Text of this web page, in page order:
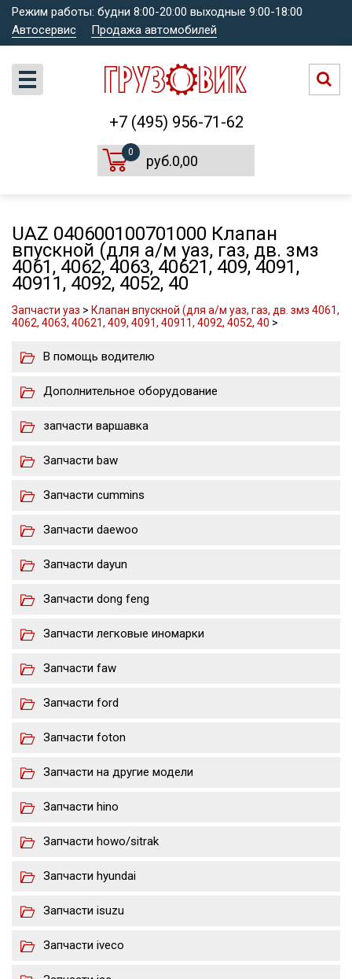
Режим работы: будни 8:00-20:00 выходные 9:00-18:00
Автосервис
Продажа автомобилей
+7 (495) 956-71-62
0
руб.0,00
UAZ 040600100701000 Клапан
впускной (для а/м уаз, газ, дв. змз
4061, 4062, 4063, 40621, 409, 4091,
40911, 4092, 4052, 40
Запчасти уаз > Клапан впускной (для а/м уаз, газ, дв. змз 4061,
4062, 4063, 40621, 409, 4091, 40911, 4092, 4052, 40 >
В помощь водителю
Дополнительное оборудование
запчасти варшавка
Запчасти baw
Запчасти cummins
Запчасти daewoo
Запчасти dayun
Запчасти dong feng
Запчасти легковые иномарки
Запчасти faw
Запчасти ford
Запчасти foton
Запчасти на другие модели
Запчасти hino
Запчасти howo/sitrak
Запчасти hyundai
Запчасти isuzu
Запчасти iveco